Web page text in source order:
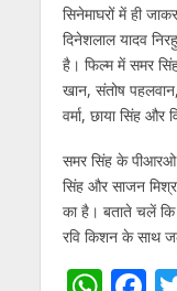
सिनेमाघरों में ही
दिनेशलाल यादव
है। फिल्‍म में समर
खान, संतोष पहलवान,
वर्मा, छाया सिंह
समर सिंह के
सिंह और साजन
का है। बताते चलें कि
रवि किशन के साथ